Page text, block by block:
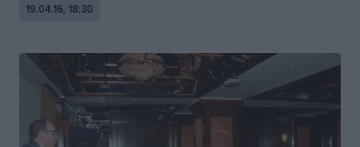
19.04.16, 18:30